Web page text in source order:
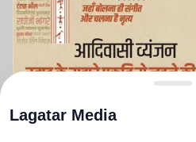
Lagatar Media